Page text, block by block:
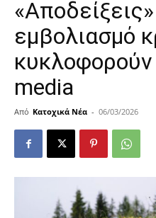
εμβολιασμό
media
Από Κατοχικά Νέα - 06/03/2026